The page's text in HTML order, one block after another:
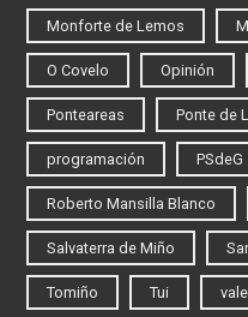
Monforte de Lemos
O Covelo Opinión
Ponteareas Ponte de
programación PSdeG
Roberto Mansilla Blanco
Salvaterra de Miño
Tomiño Tui